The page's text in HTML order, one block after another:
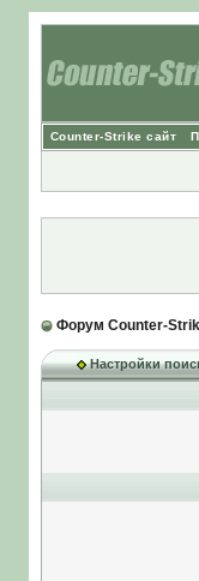
Counter-Strike сайт
Форум Counter-
Настройки